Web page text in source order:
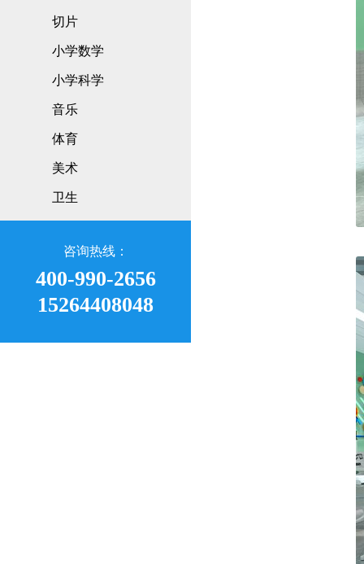
切片
小学数学
小学科学
音乐
体育
美术
卫生
咨询热线：
400-990-2656
15264408048